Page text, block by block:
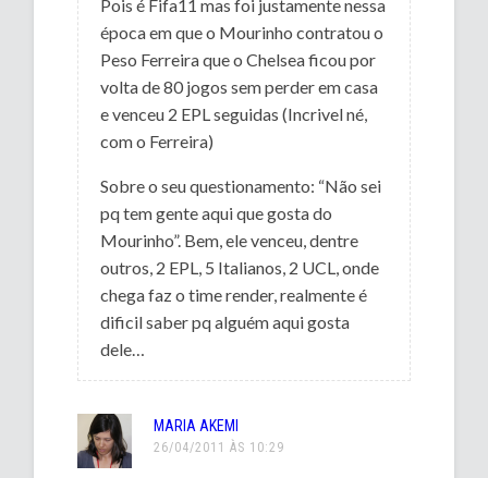
Pois é Fifa11 mas foi justamente nessa
época em que o Mourinho contratou o
Peso Ferreira que o Chelsea ficou por
volta de 80 jogos sem perder em casa
e venceu 2 EPL seguidas (Incrivel né,
com o Ferreira)
Sobre o seu questionamento: “Não sei
pq tem gente aqui que gosta do
Mourinho”. Bem, ele venceu, dentre
outros, 2 EPL, 5 Italianos, 2 UCL, onde
chega faz o time render, realmente é
dificil saber pq alguém aqui gosta
dele…
MARIA AKEMI
26/04/2011 ÀS 10:29